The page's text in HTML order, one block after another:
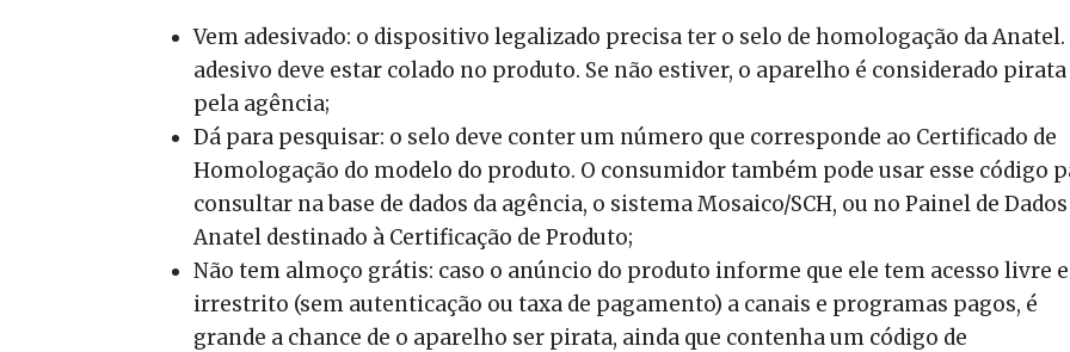
Vem adesivado: o dispositivo legalizado precisa ter o selo de homologação da Anatel.
adesivo deve estar colado no produto. Se não estiver, o aparelho é considerado pirata
pela agência;
Dá para pesquisar: o selo deve conter um número que corresponde ao Certificado de
Homologação do modelo do produto. O consumidor também pode usar esse código
consultar na base de dados da agência, o sistema Mosaico/SCH, ou no Painel de Dados
Anatel destinado à Certificação de Produto;
Não tem almoço grátis: caso o anúncio do produto informe que ele tem acesso livre e
irrestrito (sem autenticação ou taxa de pagamento) a canais e programas pagos, é
grande a chance de o aparelho ser pirata, ainda que contenha um código de